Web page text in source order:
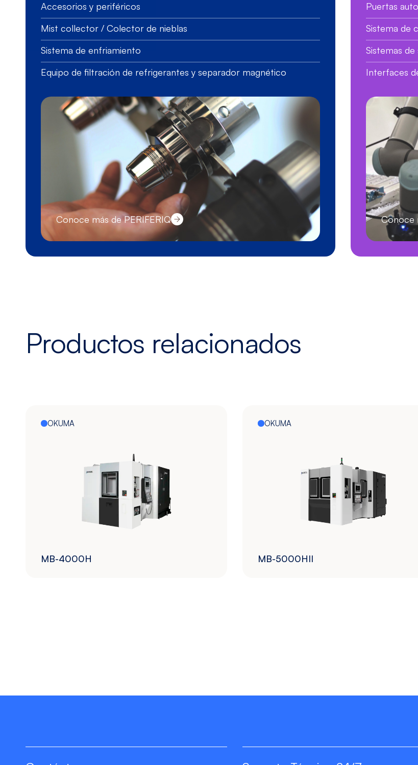
Accesorios y periféricos
Mist collector / Colector de nieblas
Sistema de enfriamiento
Equipo de filtración de refrigerantes y separador magnético
Conoce más de PERIFERIQ
Puertas
Sistema de
Sistemas de
Interfaces
Conoce
Productos relacionados
OKUMA
MB-4000H
OKUMA
MB-5000HII